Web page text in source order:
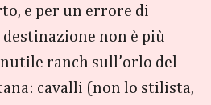
e per un errore di
non è più
ranch sull’orlo del
cavalli (non lo stilista,